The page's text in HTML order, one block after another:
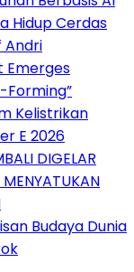
Hidup Cerdas
Andri
Emerges
Forming”
Kelistrikan
E 2026
DIGELAR
MENYATUKAN
Budaya Dunia